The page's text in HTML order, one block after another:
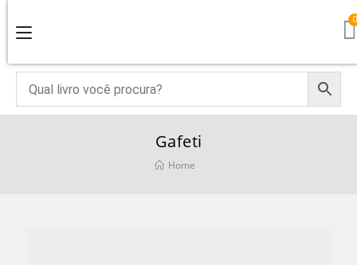
Gafeti
Home